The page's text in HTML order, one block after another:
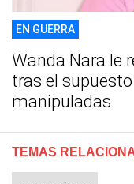
EN GUERRA
Wanda Nara le
tras el
manipuladas
TEMAS